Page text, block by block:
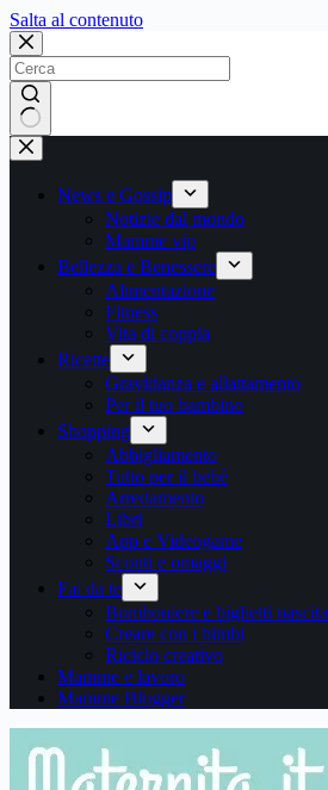
Salta al contenutoSalta
contenuto
Nessun
risultato
News e Gossip
Notizie dal mondo
Mamme vip
Bellezza e Benessere
Alimentazione
Fitness
Vita di coppia
Ricette
Gravidanza e allattamento
Per il tuo bambino
Shopping
Abbigliamento
Tutto per il bebè
Arredamento
Libri
App e Videogame
Sconti e omaggi
Fai da te
Bomboniere e biglietti nascita
Creare con i bimbi
Riciclo creativo
Mamme e lavoro
Mamme Blogger